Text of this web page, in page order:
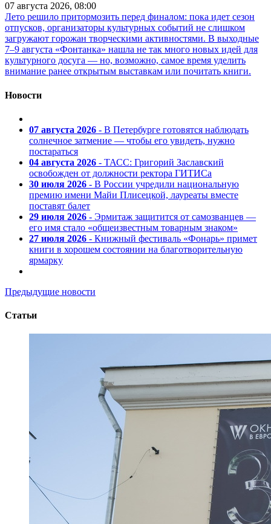
07 августа 2026, 08:00
Лето решило притормозить перед финалом: пока идет сезон
отпусков, организаторы культурных событий не слишком
загружают горожан творческими активностями. В выходные
7–9 августа «Фонтанка» нашла не так много новых идей для
культурного досуга — но, возможно, самое время уделить
внимание ранее открытым выставкам или почитать книги.
Новости
07 августа 2026 - В Петербурге готовятся наблюдать
солнечное затмение — чтобы его увидеть, нужно
постараться
04 августа 2026 - ТАСС: Григорий Заславский
освобожден от должности ректора ГИТИСа
30 июля 2026 - В России учредили национальную
премию имени Майи Плисецкой, лауреаты вместе
поставят балет
29 июля 2026 - Эрмитаж защитится от самозванцев —
его имя стало «общеизвестным товарным знаком»
27 июля 2026 - Книжный фестиваль «Фонарь» примет
книги в хорошем состоянии на благотворительную
ярмарку
Предыдущие новости
Статьи